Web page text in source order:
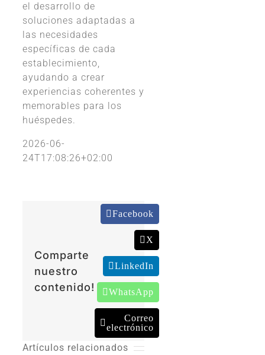
el desarrollo de
soluciones adaptadas a
las necesidades
específicas de cada
establecimiento,
ayudando a crear
experiencias coherentes y
memorables para los
huéspedes.
2026-06-
24T17:08:26+02:00
Comparte
nuestro
contenido!
Facebook
X
LinkedIn
WhatsApp
Correo
electrónico
Artículos relacionados